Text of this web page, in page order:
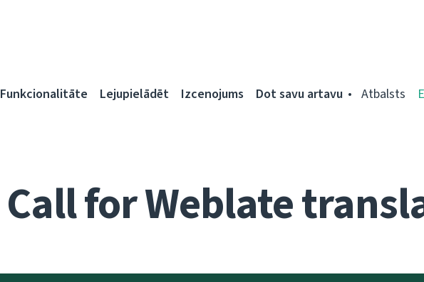
Funkcionalitāte Lejupielādēt Izcenojums Dot savu artavu Atbalsts
Call for Weblate